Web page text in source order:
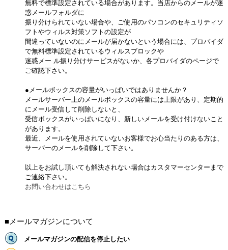
無料で標準設定されている場合があります。当店からのメールが迷
惑メールフォルダに
振り分けられていない場合や、ご使用のパソコンのセキュリティソ
フトやウィルス対策ソフトの設定が
間違っていないのにメールが届かないという場合には、プロバイダ
で無料標準設定されているウィルスブロックや
迷惑メー ル振り分けサービスがないか、各プロバイダのページで
ご確認下さい。
●メールボックスの容量がいっぱいではありませんか？
メールサーバー上のメールボックスの容量には上限があり、定期的
にメール受信して削除しないと、
受信ボックスがいっぱいになり、新しいメールを受け付けないこと
があります。
最近、メールを使用されていないお客様でお心当たりのある方は、
サーバーのメールを削除して下さい。
以上をお試し頂いても解決されない場合はカスタマーセンターまで
ご連絡下さい。
お問い合わせはこちら
■メールマガジンについて
メールマガジンの配信を停止したい